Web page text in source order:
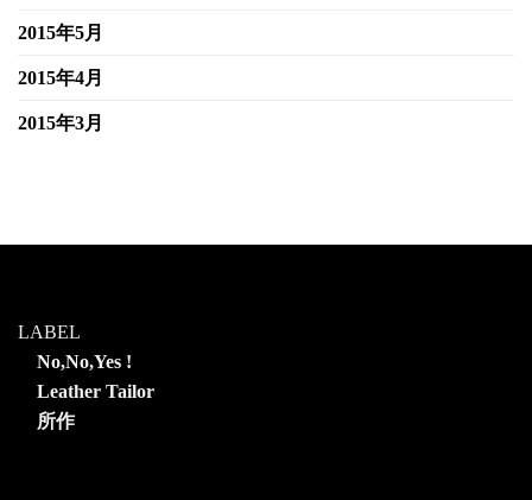
2015年5月
2015年4月
2015年3月
LABEL
No,No,Yes !
Leather Tailor
所作